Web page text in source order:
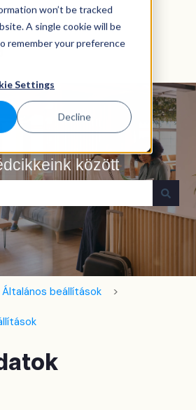
won’t be tracked
A single cookie will be
remember your preference
Settings
Decline
fordításokhoz
között
üres a keresőmező.
Általános beállítások